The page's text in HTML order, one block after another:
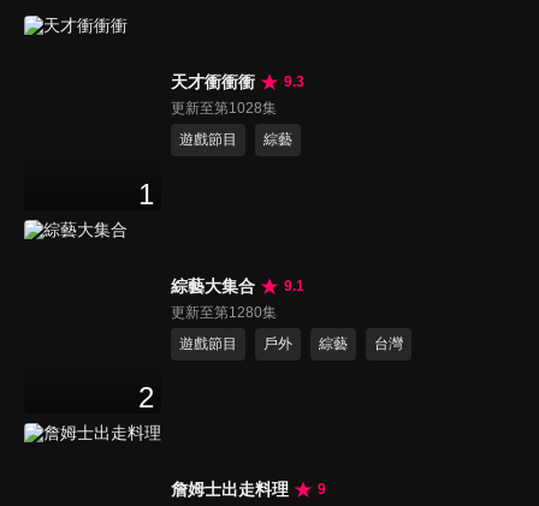
1
天才衝衝衝
9.3
更新至第1028集
遊戲節目
綜藝
2
綜藝大集合
9.1
更新至第1280集
遊戲節目
戶外 綜藝 台灣
詹姆士出走料理
9